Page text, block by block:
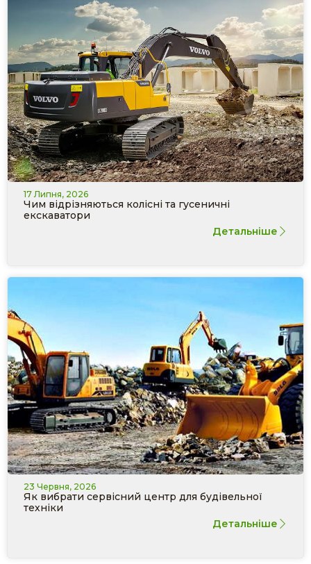
17 Липня, 2026
Чим відрізняються колісні та гусеничні
екскаватори
Детальніше
23 Червня, 2026
Як вибрати сервісний центр для будівельної
техніки
Детальніше